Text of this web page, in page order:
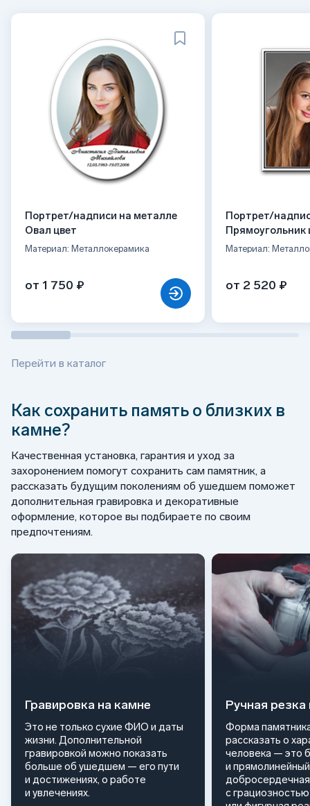
Портрет/надписи на металле
Овал цвет
Материал: Металлокерамика
от 1 750 ₽
Портрет/
Прямоугольник
Материал:
от 2 520 ₽
Перейти в каталог
Как сохранить память о близких в
камне?
Качественная установка, гарантия и уход за
захоронением помогут сохранить сам памятник, а
рассказать будущим поколениям об ушедшем поможет
дополнительная гравировка и декоративные
оформление, которое вы подбираете по своим
предпочтениям.
Гравировка на камне
Это не только сухие ФИО и даты
жизни. Дополнительной
гравировкой можно показать
больше об ушедшем — его пути
и достижениях, о работе
и увлечениях.
Ручная
Форма
рассказать о
человека — это
и
с